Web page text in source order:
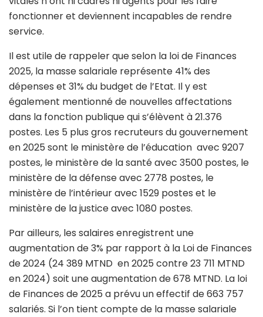
fonctionner et deviennent incapables de rendre
service.
Il est utile de rappeler que selon la loi de Finances
2025, la masse salariale représente 41% des
dépenses et 31% du budget de l’Etat. Il y est
également mentionné de nouvelles affectations
dans la fonction publique qui s’élèvent à 21.376
postes. Les 5 plus gros recruteurs du gouvernement
en 2025 sont le ministère de l’éducation avec 9207
postes, le ministère de la santé avec 3500 postes, le
ministère de la défense avec 2778 postes, le
ministère de l’intérieur avec 1529 postes et le
ministère de la justice avec 1080 postes.
Par ailleurs, les salaires enregistrent une
augmentation de 3% par rapport à la Loi de Finances
de 2024 (24 389 MTND en 2025 contre 23 711 MTND
en 2024) soit une augmentation de 678 MTND. La loi
de Finances de 2025 a prévu un effectif de 663 757
salariés. Si l’on tient compte de la masse salariale